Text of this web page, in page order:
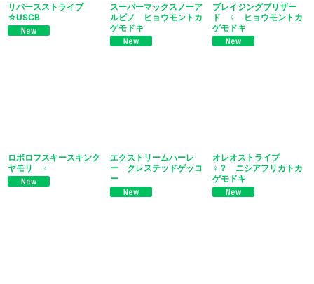
リバースストライプ
☆USCB
スーパーマックスノーア
ルビノ ヒョウモントカ
ゲモドキ
ブレイジングブリザー
ド ♀ ヒョウモントカ
ゲモドキ
ロボロフスキースキンク
ヤモリ ♂
エクストリームハーレ
ー クレステッドゲッコ
ー
オレオストライプ
♀？ ニシアフリカトカ
ゲモドキ